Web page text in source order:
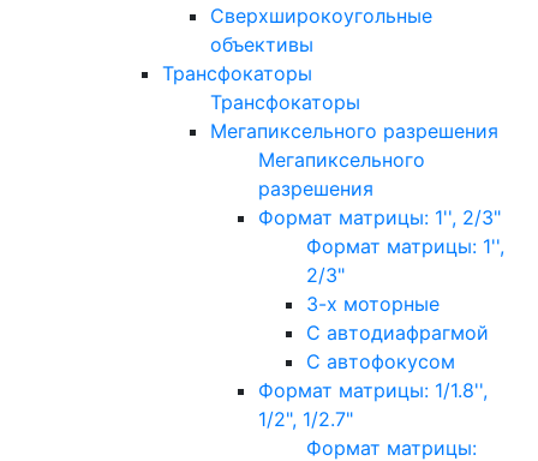
Сверхширокоугольные
объективы
Трансфокаторы
Трансфокаторы
Мегапиксельного разрешения
Мегапиксельного
разрешения
Формат матрицы: 1'', 2/3"
Формат матрицы: 1'',
2/3"
3-х моторные
С автодиафрагмой
С автофокусом
Формат матрицы: 1/1.8'',
1/2", 1/2.7"
Формат матрицы: